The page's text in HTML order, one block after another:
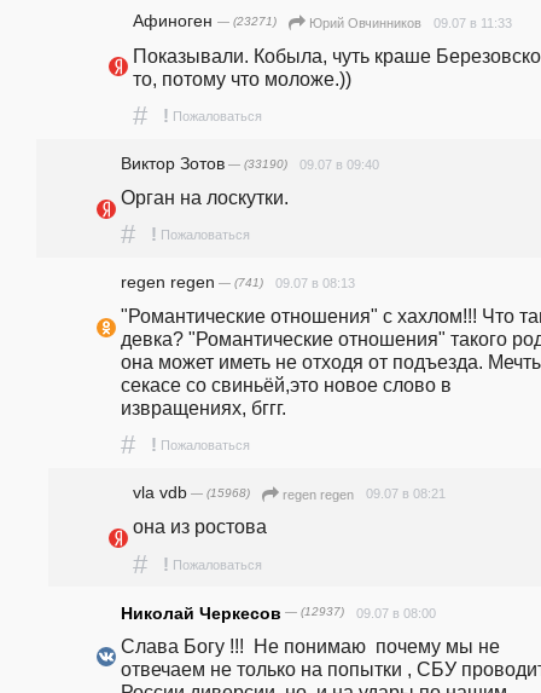
Афиноген — (23271) Юрий Овчинников 09.07 в 11:33
Показывали. Кобыла, чуть краше
то, потому что моложе.))
# ! Пожаловаться
Виктор Зотов — (33190) 09.07 в 09:40
Орган на лоскутки.
# ! Пожаловаться
regen regen — (741) 09.07 в 08:13
"Романтические отношения" с хахлом!!! Что
девка? "Романтические отношения" такого
она может иметь не отходя от подъезда.
секасе со свиньëй,это новое слово в
извращениях, бггг.
# ! Пожаловаться
vla vdb — (15968) regen regen 09.07 в 08:21
она из ростова
# ! Пожаловаться
Николай Черкесов — (12937) 09.07 в 08:00
Слава Богу !!!  Не понимаю  почему мы не
отвечаем не только на попытки , СБУ